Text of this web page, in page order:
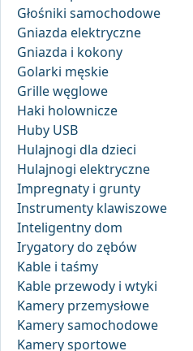
Głośniki samochodowe
Gniazda elektryczne
Gniazda i kokony
Golarki męskie
Grille węglowe
Haki holownicze
Huby USB
Hulajnogi dla dzieci
Hulajnogi elektryczne
Impregnaty i grunty
Instrumenty klawiszowe
Inteligentny dom
Irygatory do zębów
Kable i taśmy
Kable przewody i wtyki
Kamery przemysłowe
Kamery samochodowe
Kamery sportowe